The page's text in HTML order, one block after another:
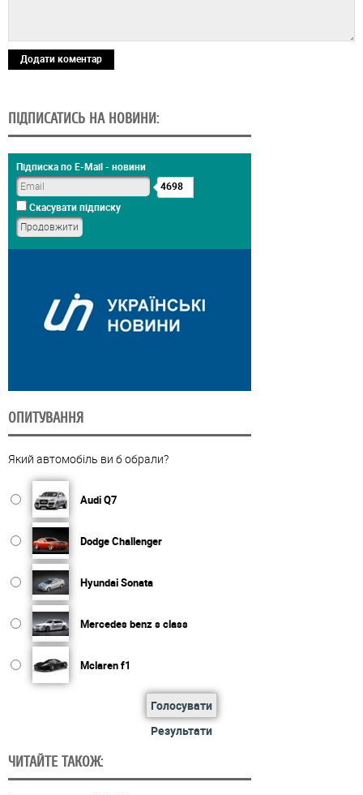
Додати коментар
ПІДПИСАТИСЬ НА НОВИНИ:
Підписка по E-Mail - новини
4698
Скасувати підписку
ОПИТУВАННЯ
Який автомобіль ви б обрали?
Audi Q7
Dodge Challenger
Hyundai Sonata
Mercedes benz s class
Mclaren f1
Голосувати
Результати
ЧИТАЙТЕ ТАКОЖ: